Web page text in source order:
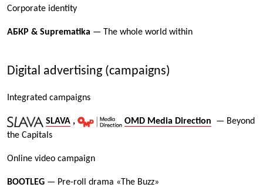
Corporate identity
АБКР & Suprematika — The whole world within
Digital advertising (campaigns)
Integrated campaigns
SLAVA , OMD Media Direction
— Beyond
the Capitals
Online video campaign
BOOTLEG — Pre-roll drama «The Buzz»